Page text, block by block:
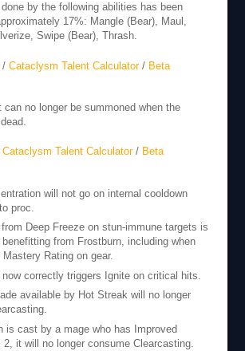
by the following abilities has been
17%: Mangle (Bear), Maul,
Swipe (Bear), Thrash.
/ Cataclysm Talent Calculator/ Beta
can no longer be summoned when the
Cataclysm Talent Calculator/ Beta
will not go on internal cooldown
proc.
Deep Freeze on stun-immune targets is
benefitting from Frostburn, including when
Rating on gear.
correctly triggers Ignite on critical hits.
available by Hot Streak will no longer
is cast by a mage who has Improved
it will no longer consume Clearcasting.